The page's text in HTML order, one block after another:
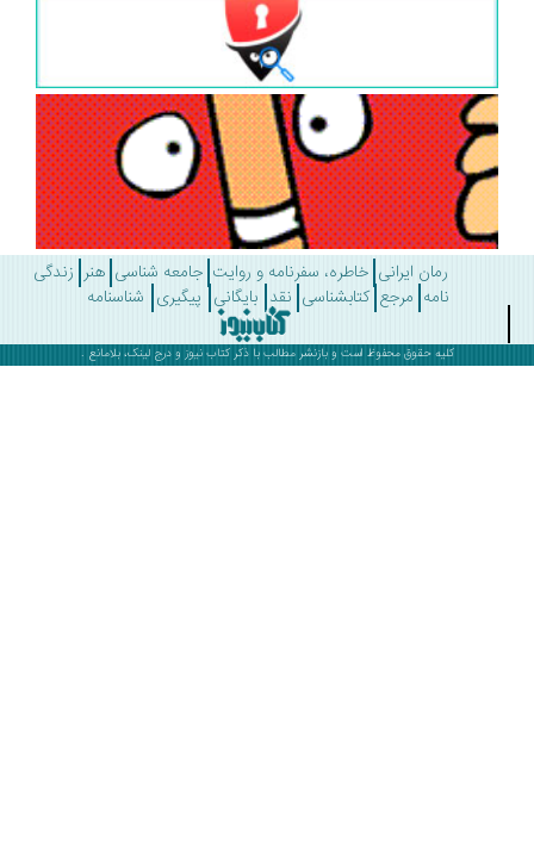
رمان ایرانی خاطره، سفرنامه و روایت جامعه شناسی هنر زندگی
مرجع کتابشناسی نقد بایگانی پیگیری شناسنامه
کلیه حقوق محفوظ است و بازنشر مطالب با ذکرکتاب نیوز و درج لینک، بلامانع .